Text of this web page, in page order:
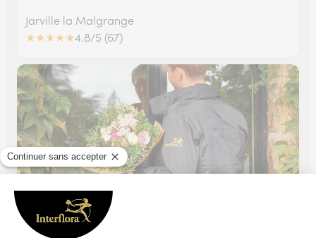
Jarville la Malgrange
★★★★★4.8/5 (67)
Eglantine Fleurs
Nancy